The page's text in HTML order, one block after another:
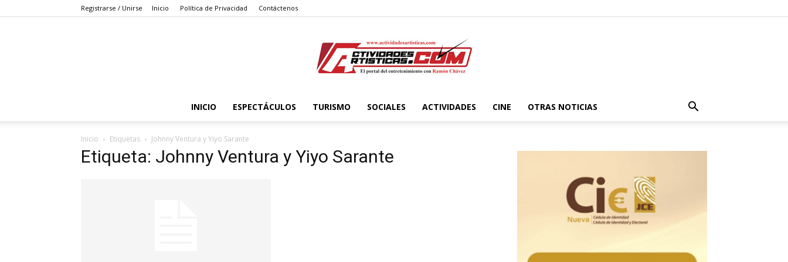
Registrarse / Unirse Inicio Política de Privacidad Contáctenos
Actividadesartisticas.com
INICIO ESPECTÁCULOS TURISMO SOCIALES ACTIVIDADES CINE OTRAS NOTICIAS
Inicio Etiquetas Johnny Ventura y Yiyo Sarante
Etiqueta: Johnny Ventura y Yiyo Sarante